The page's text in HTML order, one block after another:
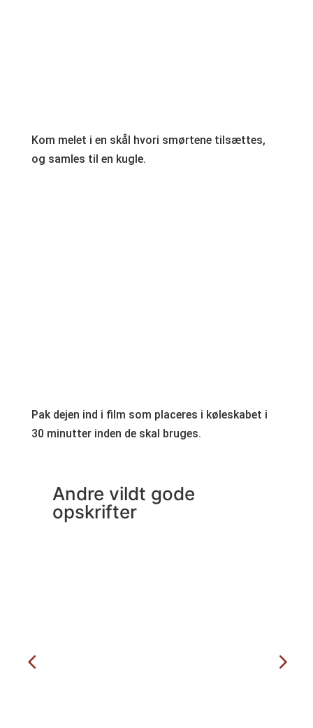
Kom melet i en skål hvori smørtene tilsættes,
og samles til en kugle.
Pak dejen ind i film som placeres i køleskabet i
30 minutter inden de skal bruges.
Andre vildt gode
opskrifter